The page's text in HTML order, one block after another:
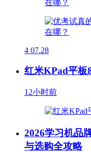
4 07.28
红米KPad平板
12小时前
2026学习机品
与选购全攻略